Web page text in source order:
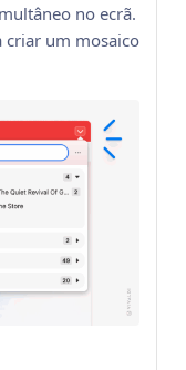
no ecrã.
criar um mosaico